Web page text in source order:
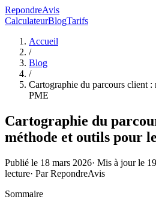
RepondreAvis
CalculateurBlogTarifs
Accueil
/
Blog
/
Cartographie du parcours client :
PME
Cartographie du
méthode et outils pour
Publié le 18 mars 2026· Mis à jour le
lecture· ParRepondreAvis
Sommaire